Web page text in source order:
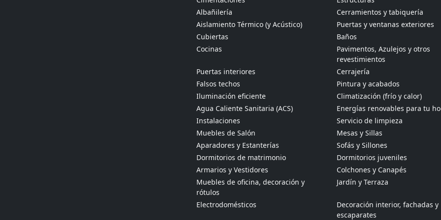
Albañilería
Cerramientos y tabiquería
Aislamiento Térmico (y Acústico)
Puertas y ventanas exteriores
Cubiertas
Baños
Cocinas
Pavimentos, Azulejos y otros
revestimientos
Puertas interiores
Cerrajería
Falsos techos
Pintura y acabados
Iluminación eficiente
Climatización (frío y calor)
Agua Caliente Sanitaria (ACS)
Energías renovables para tu
Instalaciones
Servicio de limpieza
Muebles de Salón
Mesas y Sillas
Aparadores y Estanterías
Sofás y Sillones
Dormitorios de matrimonio
Dormitorios juveniles
Armarios y Vestidores
Colchones y Canapés
Muebles de oficina, decoración y
rótulos
Jardín y Terraza
Electrodomésticos
Decoración interior, fachadas y
escaparates